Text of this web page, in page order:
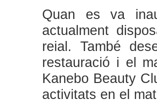
Quan es va
actualment
reial. També
restauració i el
Kanebo Beauty
activitats en el